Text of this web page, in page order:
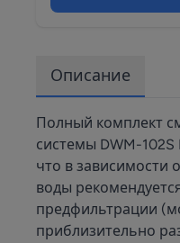
Описание
Полный комплект
системы DWM-
что в зависимости
воды
предфильтрации
приблизительно